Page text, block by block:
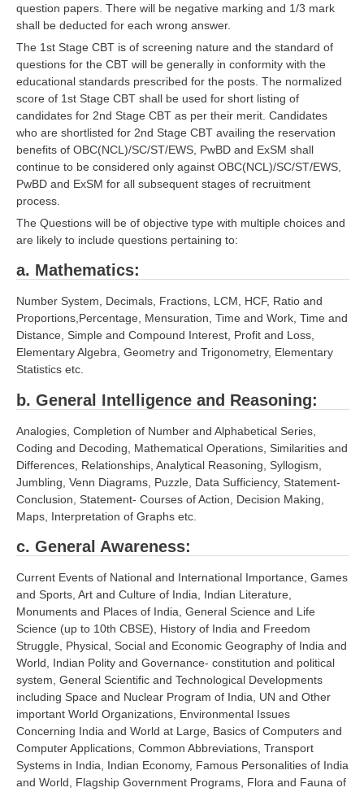
question papers. There will be negative marking and 1/3 mark
shall be deducted for each wrong answer.
The 1st Stage CBT is of screening nature and the standard of
questions for the CBT will be generally in conformity with the
educational standards prescribed for the posts. The normalized
score of 1st Stage CBT shall be used for short listing of
candidates for 2nd Stage CBT as per their merit. Candidates
who are shortlisted for 2nd Stage CBT availing the reservation
benefits of OBC(NCL)/SC/ST/EWS, PwBD and ExSM shall
continue to be considered only against OBC(NCL)/SC/ST/EWS,
PwBD and ExSM for all subsequent stages of recruitment
process.
The Questions will be of objective type with multiple choices and
are likely to include questions pertaining to:
a. Mathematics:
Number System, Decimals, Fractions, LCM, HCF, Ratio and
Proportions,Percentage, Mensuration, Time and Work, Time and
Distance, Simple and Compound Interest, Profit and Loss,
Elementary Algebra, Geometry and Trigonometry, Elementary
Statistics etc.
b. General Intelligence and Reasoning:
Analogies, Completion of Number and Alphabetical Series,
Coding and Decoding, Mathematical Operations, Similarities and
Differences, Relationships, Analytical Reasoning, Syllogism,
Jumbling, Venn Diagrams, Puzzle, Data Sufficiency, Statement-
Conclusion, Statement- Courses of Action, Decision Making,
Maps, Interpretation of Graphs etc.
c. General Awareness:
Current Events of National and International Importance, Games
and Sports, Art and Culture of India, Indian Literature,
Monuments and Places of India, General Science and Life
Science (up to 10th CBSE), History of India and Freedom
Struggle, Physical, Social and Economic Geography of India and
World, Indian Polity and Governance- constitution and political
system, General Scientific and Technological Developments
including Space and Nuclear Program of India, UN and Other
important World Organizations, Environmental Issues
Concerning India and World at Large, Basics of Computers and
Computer Applications, Common Abbreviations, Transport
Systems in India, Indian Economy, Famous Personalities of India
and World, Flagship Government Programs, Flora and Fauna of